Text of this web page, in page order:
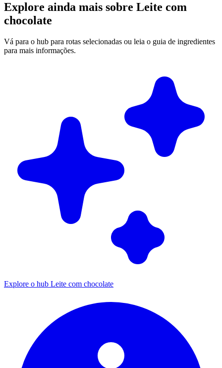
Explore ainda mais sobre Leite com
chocolate
Vá para o hub para rotas selecionadas ou leia o guia de ingredientes
para mais informações.
Explore o hub Leite com chocolate